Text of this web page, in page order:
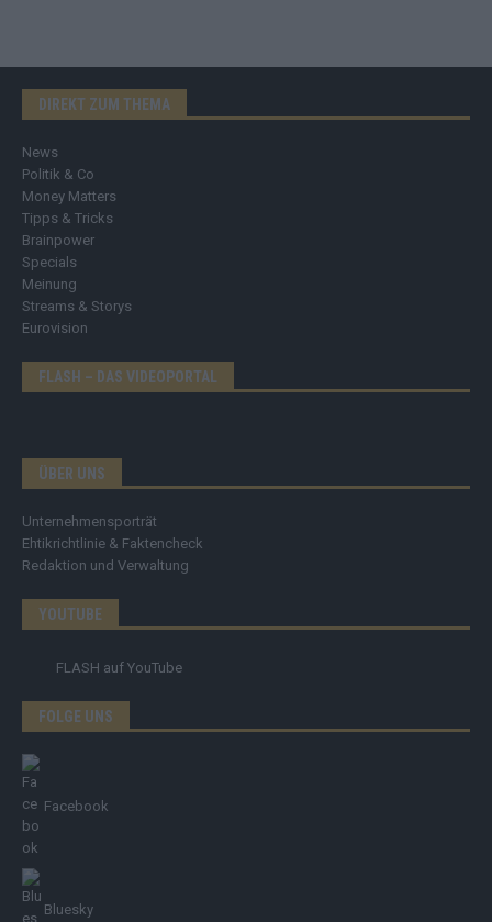
DIREKT ZUM THEMA
News
Politik & Co
Money Matters
Tipps & Tricks
Brainpower
Specials
Meinung
Streams & Storys
Eurovision
FLASH – DAS VIDEOPORTAL
ÜBER UNS
Unternehmensporträt
Ehtikrichtlinie & Faktencheck
Redaktion und Verwaltung
YOUTUBE
FLASH auf YouTube
FOLGE UNS
Facebook
Bluesky